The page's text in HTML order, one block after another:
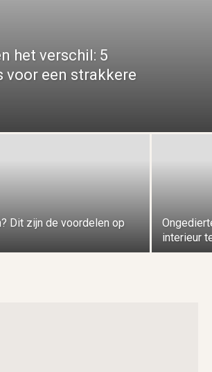
het verschil: 5
voor een strakkere
Dit zijn de voordelen op
interieur